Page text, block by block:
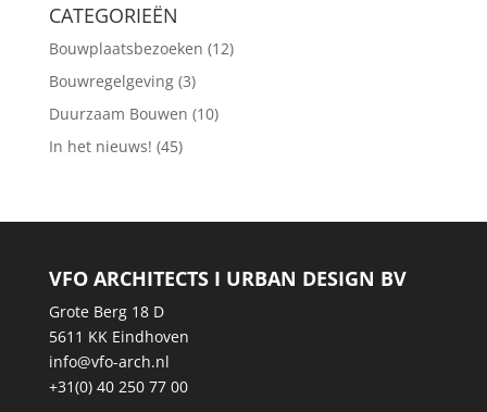
CATEGORIEËN
Bouwplaatsbezoeken (12)
Bouwregelgeving(3)
Duurzaam Bouwen (10)
In het nieuws! (45)
VFO ARCHITECTS I URBAN DESIGN BV
Grote Berg 18 D
5611 KK Eindhoven
info@vfo-arch.nl
+31(0) 40 250 77 00